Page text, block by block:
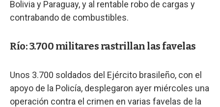
Bolivia y Paraguay, y al rentable robo de cargas y
contrabando de combustibles.
Río: 3.700 militares rastrillan las favelas
Unos 3.700 soldados del Ejército brasileño, con el
apoyo de la Policía, desplegaron ayer miércoles una
operación contra el crimen en varias favelas de la